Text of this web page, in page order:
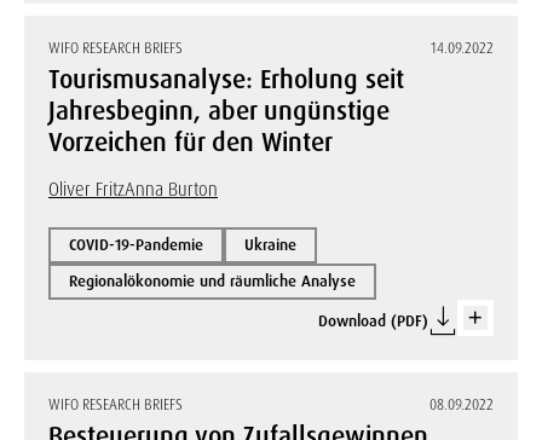
WIFO RESEARCH BRIEFS 14.09.2022
Tourismusanalyse: Erholung seit
Jahresbeginn, aber ungünstige
Vorzeichen für den Winter
Oliver FritzAnna Burton
COVID-19-Pandemie
Ukraine
Regionalökonomie und räumliche Analyse
Download (PDF)
WIFO RESEARCH BRIEFS 08.09.2022